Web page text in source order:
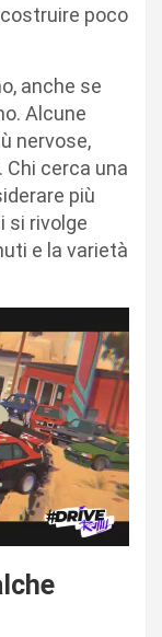
poco
anche se
Alcune
nervose,
cerca una
più
si rivolge
e la varietà